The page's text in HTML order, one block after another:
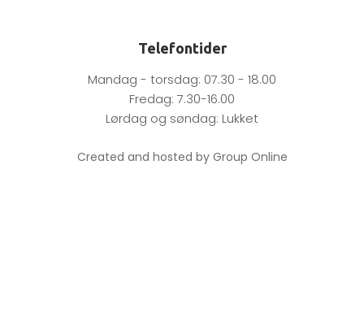
Telefontider
Mandag - torsdag: 07.30 - 18.00
Fredag: 7.30-16.00
Lørdag og søndag: Lukket
Created and hosted by Group Online